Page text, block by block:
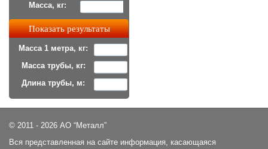
Масса, кг:
Масса 1 метра, кг:
Масса трубы, кг:
Длина трубы, м:
© 2011 - 2026 АО “Металл”
Вся представленная на сайте информация, касающаяся